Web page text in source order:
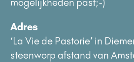
Adres
‘La Vie de Pastorie’ in
steenworp afstand van